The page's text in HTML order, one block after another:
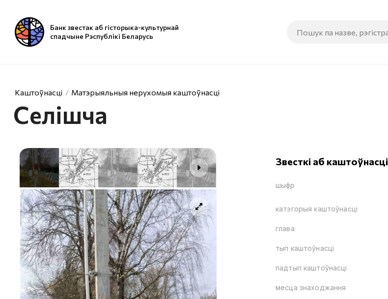
Банк звестак аб гісторыка-культурнай
спадчыне Рэспублікі Беларусь
Каштоўнасці Матэрыяльныя нерухомыя каштоўнасці
Селішча
Звесткі аб каштоўнасці
шыфр
катэгорыя каштоўнасці
глава
тып каштоўнасці
падтып каштоўнасці
месца знаходжання